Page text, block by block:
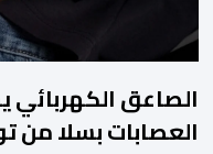
الصاعق
العصابات بسلا